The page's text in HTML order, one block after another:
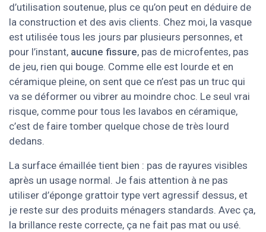
d’utilisation soutenue, plus ce qu’on peut en déduire de
la construction et des avis clients. Chez moi, la vasque
est utilisée tous les jours par plusieurs personnes, et
pour l’instant, aucune fissure, pas de microfentes, pas
de jeu, rien qui bouge. Comme elle est lourde et en
céramique pleine, on sent que ce n’est pas un truc qui
va se déformer ou vibrer au moindre choc. Le seul vrai
risque, comme pour tous les lavabos en céramique,
c’est de faire tomber quelque chose de très lourd
dedans.
La surface émaillée tient bien : pas de rayures visibles
après un usage normal. Je fais attention à ne pas
utiliser d’éponge grattoir type vert agressif dessus, et
je reste sur des produits ménagers standards. Avec ça,
la brillance reste correcte, ça ne fait pas mat ou usé.